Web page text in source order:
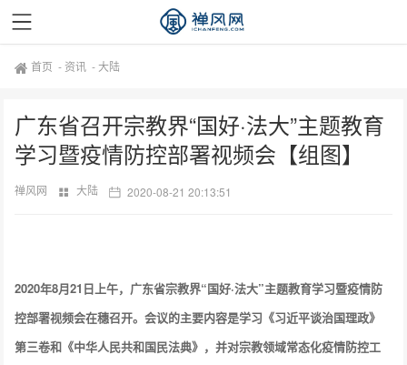
首页 - 资讯 -大陆
广东省召开宗教界“国好·法大”主题教育
学习暨疫情防控部署视频会【组图】
禅风网 大陆 2020-08-21 20:13:51
2020年8月21日上午，广东省宗教界“国好·法大”主题教育学习暨疫情防
控部署视频会在穗召开。会议的主要内容是学习《习近平谈治国理政》
第三卷和《中华人民共和国民法典》，并对宗教领域常态化疫情防控工